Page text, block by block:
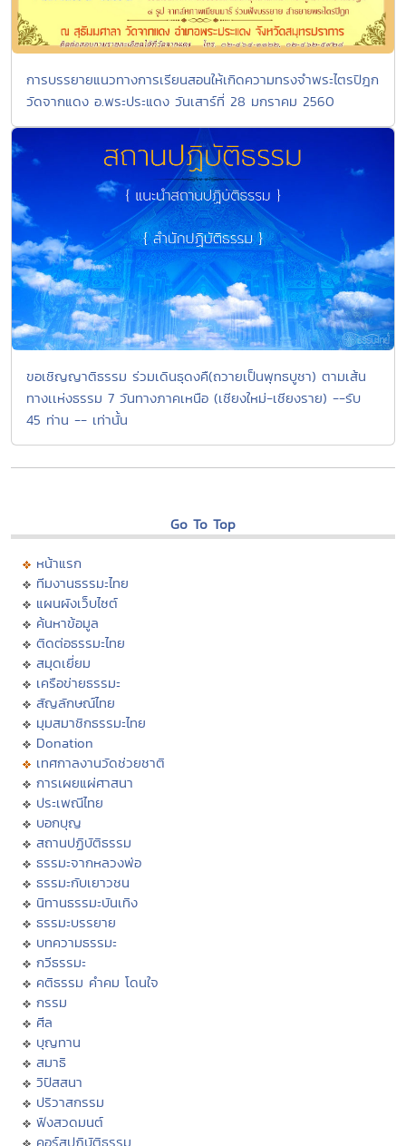
การบรรยายแนวทางการเรียนสอนให้เกิดความทรงจำพระไตรปิฎก
วัดจากแดง อ.พระประแดง วันเสาร์ที่ 28 มกราคม 2560
ขอเชิญญาติธรรม ร่วมเดินธุดงคื(ถวายเป็นพุทธบูชา) ตามเส้น
ทางเเห่งธรรม 7 วันทางภาคเหนือ (เชียงใหม่-เชียงราย) --รับ
45 ท่าน -- เท่านั้น
Go To Top
หน้าแรก
ทีมงานธรรมะไทย
แผนผังเว็บไซต์
ค้นหาข้อมูล
ติดต่อธรรมะไทย
สมุดเยี่ยม
เครือข่ายธรรมะ
สัญลักษณ์ไทย
มุมสมาชิกธรรมะไทย
Donation
เทศกาลงานวัดช่วยชาติ
การเผยแผ่ศาสนา
ประเพณีไทย
บอกบุญ
สถานปฏิบัติธรรม
ธรรมะจากหลวงพ่อ
ธรรมะกับเยาวชน
นิทานธรรมะบันเทิง
ธรรมะบรรยาย
บทความธรรมะ
กวีธรรมะ
คติธรรม คำคม โดนใจ
กรรม
ศีล
บุญทาน
สมาธิ
วิปัสสนา
ปริวาสกรรม
ฟังสวดมนต์
คอร์สปฏิบัติธรรม